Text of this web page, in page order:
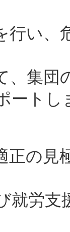
行い、
、集団
ートし
正の見
就労支